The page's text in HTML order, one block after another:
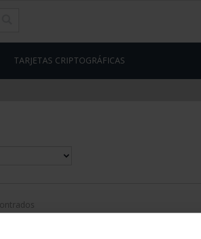
TARJETAS CRIPTOGRÁFICAS